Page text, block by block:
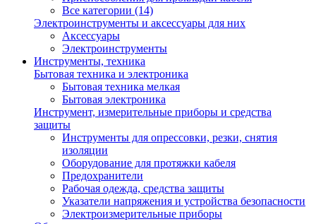
Все категории (14)
Электроинструменты и аксессуары для них
Аксессуары
Электроинструменты
Инструменты, техника
Бытовая техника и электроника
Бытовая техника мелкая
Бытовая электроника
Инструмент, измерительные приборы и средства
защиты
Инструменты для опрессовки, резки, снятия
изоляции
Оборудование для протяжки кабеля
Предохранители
Рабочая одежда, средства защиты
Указатели напряжения и устройства безопасности
Электроизмерительные приборы